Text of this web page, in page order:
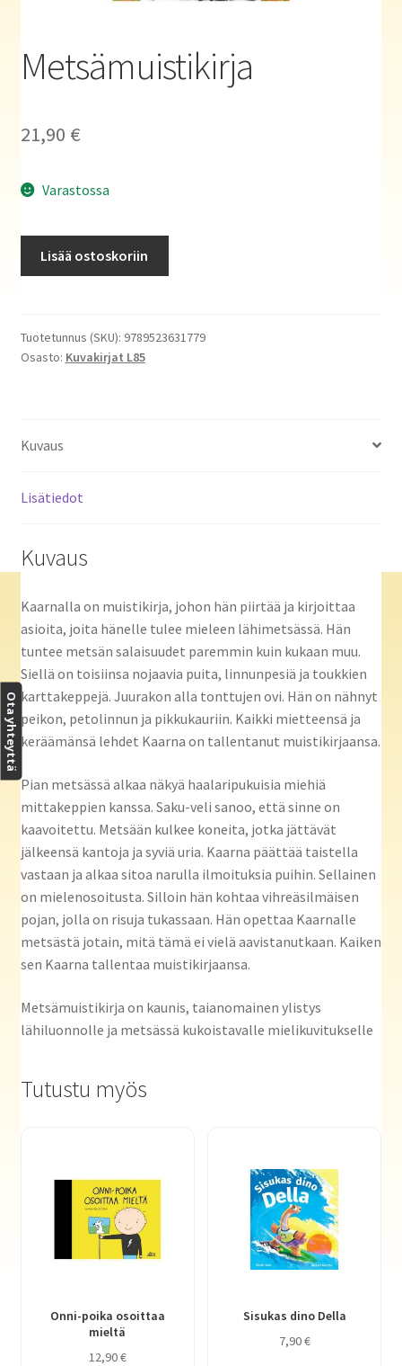
Metsämuistikirja
21,90 €
Varastossa
Lisää ostoskoriin
Tuotetunnus (SKU): 9789523631779
Osasto: Kuvakirjat L85
Kuvaus
Lisätiedot
Kuvaus
Kaarnalla on muistikirja, johon hän piirtää ja kirjoittaa
asioita, joita hänelle tulee mieleen lähimetsässä. Hän
tuntee metsän salaisuudet paremmin kuin kukaan muu.
Siellä on toisiinsa nojaavia puita, linnunpesiä ja toukkien
karttakeppejä. Juurakon alla tonttujen ovi. Hän on nähnyt
peikon, petolinnun ja pikkukauriin. Kaikki mietteensä ja
keräämänsä lehdet Kaarna on tallentanut muistikirjaansa.
Pian metsässä alkaa näkyä haalaripukuisia miehiä
mittakeppien kanssa. Saku-veli sanoo, että sinne on
kaavoitettu. Metsään kulkee koneita, jotka jättävät
jälkeensä kantoja ja syviä uria. Kaarna päättää taistella
vastaan ja alkaa sitoa narulla ilmoituksia puihin. Sellainen
on mielenosoitusta. Silloin hän kohtaa vihreäsilmäisen
pojan, jolla on risuja tukassaan. Hän opettaa Kaarnalle
metsästä jotain, mitä tämä ei vielä aavistanutkaan. Kaiken
sen Kaarna tallentaa muistikirjaansa.
Metsämuistikirja on kaunis, taianomainen ylistys
lähiluonnolle ja metsässä kukoistavalle mielikuvitukselle
Tutustu myös
Onni-poika osoittaa
mieltä
12,90€
Sisukas dino Della
7,90€
Ota yhteyttä